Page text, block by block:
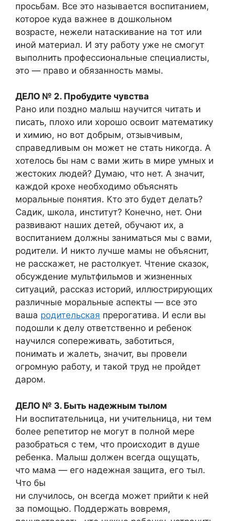
просьбам. Все это называется воспитанием,
которое куда важнее в дошкольном
возрасте, нежели натаскивание на тот или
иной материал. И эту работу уже не смогут
выполнить профессиональные специалисты,
это — право и обязанность мамы.
ДЕЛО № 2. Пробудите чувства
Рано или поздно малыш научится читать и
писать, плохо или хорошо освоит математику
и химию, но вот добрым, отзывчивым,
справедливым он может не стать никогда. А
хотелось бы нам с вами жить в мире умных и
жестоких людей? Думаю, что нет. А значит,
каждой крохе необходимо объяснять
моральные понятия. Кто это будет делать?
Садик, школа, институт? Конечно, нет. Они
развивают наших детей, обучают их, а
воспитанием должны заниматься мы с вами,
родители. И никто лучше мамы не объяснит,
не расскажет, не растолкует. Чтение сказок,
обсуждение мультфильмов и жизненных
ситуаций, рассказ историй, иллюстрирующих
различные моральные аспекты — все это
ваша родительская прерогатива. И если вы
подошли к делу ответственно и ребенок
научился сопереживать, заботиться,
понимать и жалеть, значит, вы провели
огромную работу, и такой труд не пройдет
даром.
ДЕЛО № 3. Быть надежным тылом
Ни воспитательница, ни учительница, ни тем
более репетитор не могут в полной мере
разобраться с тем, что происходит в душе
ребенка. Малыш должен всегда ощущать,
что мама — его надежная защита, его тыл.
Что бы
ни случилось, он всегда может прийти к ней
за помощью. Поддержать вовремя,